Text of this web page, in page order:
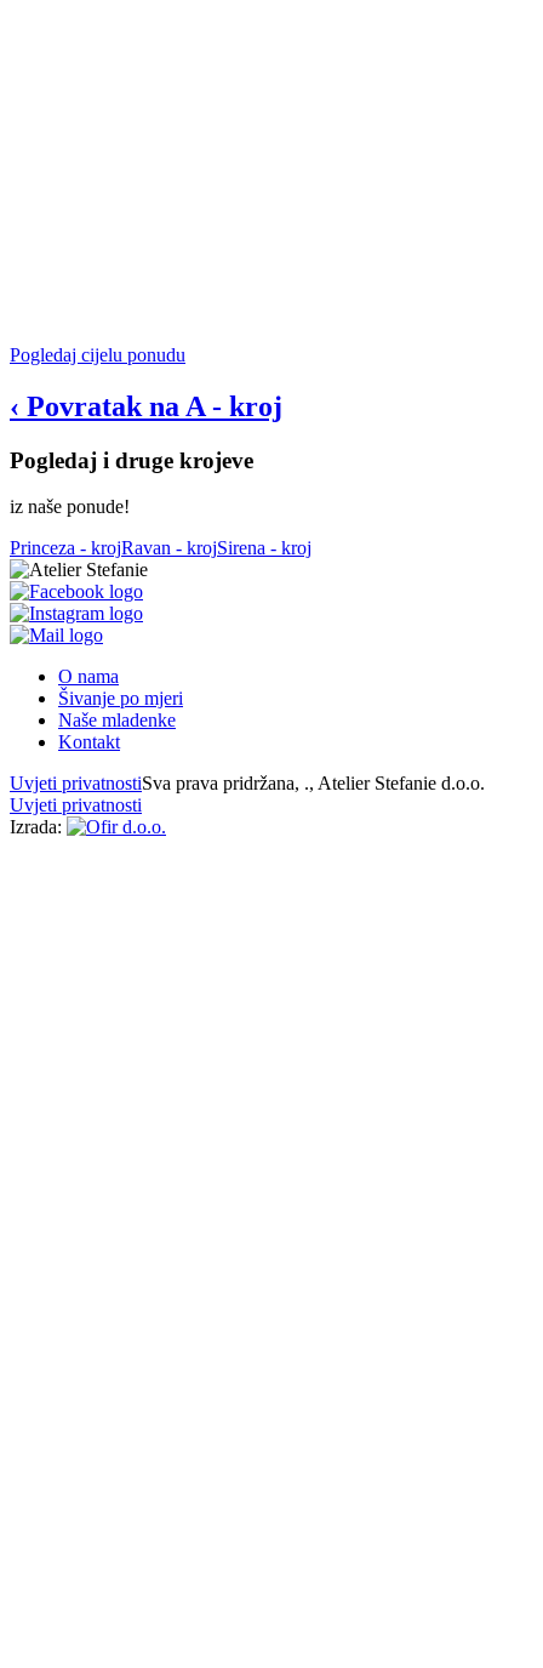
Pogledaj cijelu ponudu
‹ Povratak na A - kroj
Pogledaj i druge krojeve
iz naše ponude!
Princeza - krojRavan - krojSirena - kroj
O nama
Šivanje po mjeri
Naše mladenke
Kontakt
Uvjeti privatnostiSva prava pridržana, ., Atelier Stefanie d.o.o.
Uvjeti privatnosti
Izrada: